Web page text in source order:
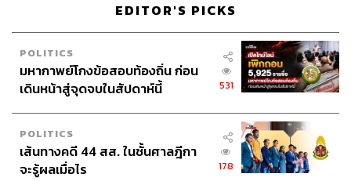
EDITOR'S PICKS
POLITICS
มหากาพย์โกงข้อสอบท้องถิ่น ก่อน
เดินหน้าสู่จุดจบในสัปดาห์นี้
531
POLITICS
เส้นทางคดี 44 สส. ในชั้นศาลฎีกา
จะรู้ผลเมื่อไร
178